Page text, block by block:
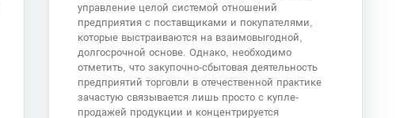
управление целой системой отношений
предприятия с поставщиками и покупателями,
которые выстраиваются на взаимовыгодной,
долгосрочной основе. Однако, необходимо
отметить, что закупочно-сбытовая деятельность
предприятий торговли в отечественной практике
зачастую связывается лишь просто с купле-
продажей продукции и концентрируется